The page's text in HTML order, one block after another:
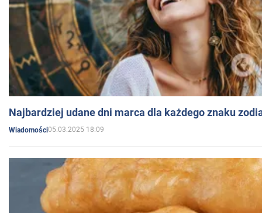
Najbardziej udane dni marca dla każdego znaku
Wiadomości05.03.2025 18:09